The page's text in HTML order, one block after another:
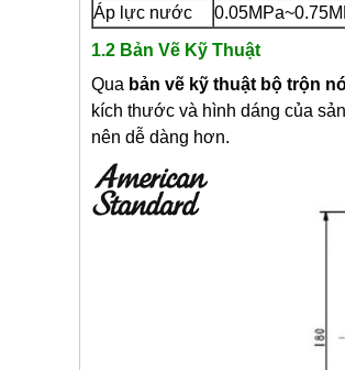
Áp lực nước
1.2 Bản Vẽ Kỹ Thuật
Qua bản vẽ kỹ thuật bộ trộn
kích thước và hình dáng của
nên dễ dàng hơn.